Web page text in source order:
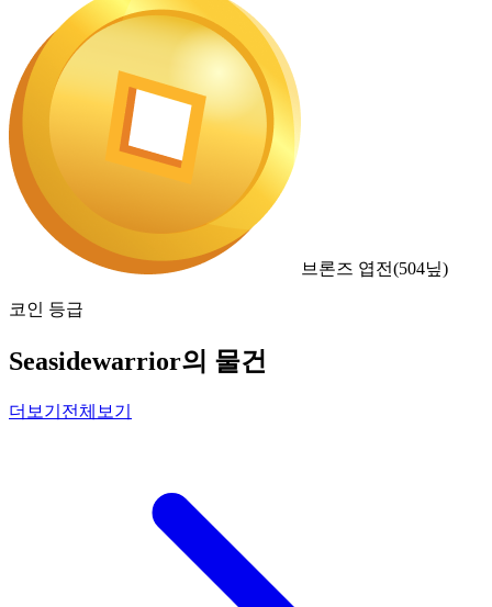
브론즈 엽전(504닢)
코인 등급
Seasidewarrior의 물건
더보기 전체보기